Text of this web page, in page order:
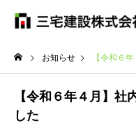
お知らせ 【令和６
【令和６年４月】社
した